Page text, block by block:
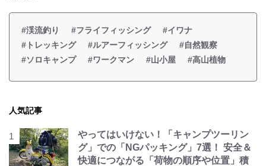
#渓流釣り #フライフィッシング
#イワナ
#トレッキング
#ルアーフィッシング
#自然観察
#ソロキャンプ
#ワークマン #山小屋 #高山植物
人気記事
やってはいけない！「キャンプツーリン
グ」での「NGパッキング」7選！ 安全＆
快適につながる「荷物の順序や位置」積